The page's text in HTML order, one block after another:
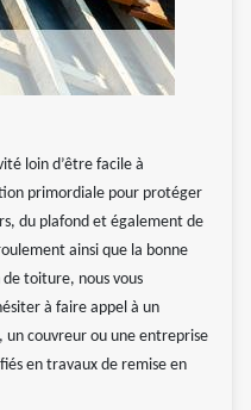
loin d’être facile à
primordiale pour protéger
du plafond et également de
ainsi que la bonne
toiture, nous vous
à faire appel à un
couvreur ou une entreprise
en travaux de remise en